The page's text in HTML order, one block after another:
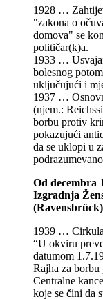
1928 …
"zakona o
domova" se
političar(k)a.
1933 …
bolesnog
uključujući i
1937 …
(njem.:
borbu protiv
pokazujući
da se uklopi u
Od decembra
Izgradnja
(Ravensbrück)
1939 …
“U okviru
datumom
Rajha za
Centralne
koje se čini da